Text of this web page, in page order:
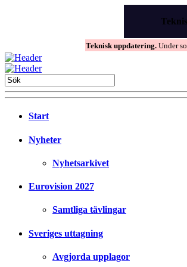
Teknisk uppdatering. Under
Start
Nyheter
Nyhetsarkivet
Eurovision 2027
Samtliga tävlingar
Sveriges uttagning
Avgjorda upplagor